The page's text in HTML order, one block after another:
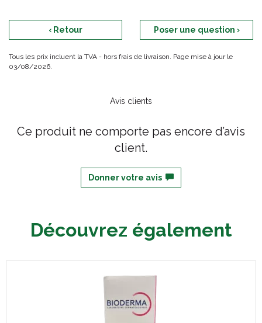
‹ Retour Poser une question ›
Tous les prix incluent la TVA - hors frais de livraison. Page mise à jour le
03/08/2026.
Avis clients
Ce produit ne comporte pas encore d’avis
client.
Donner votre avis
Découvrez également